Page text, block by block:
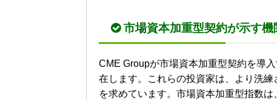
市場資本加重型契約が示す
CME Groupが市場資本加重型契約を導
在します。これらの投資家は、より洗
を求めています。市場資本加重型指数